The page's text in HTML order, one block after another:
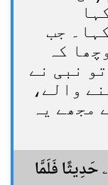
جب
کہ
نبی نے
والے،
مجھے یہ
فَلَمَّا